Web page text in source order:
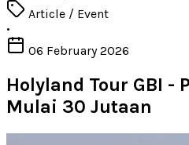
Article / Event
•
06 February 2026
Holyland Tour GBI -
Mulai 30 Jutaan